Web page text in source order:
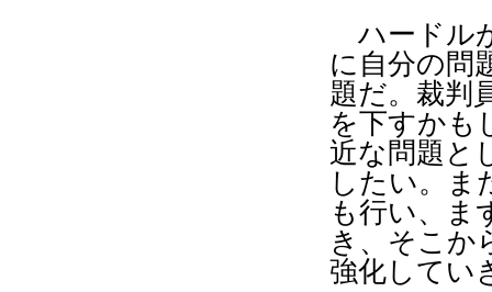
ハードル
に自分の問
題だ。裁判
を下すかも
近な問題と
したい。ま
も行い、ま
き、そこか
強化してい